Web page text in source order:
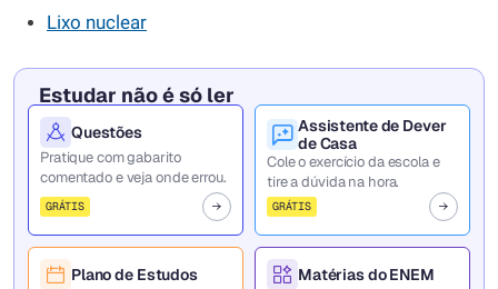
Lixo nuclear
Estudar não é só ler
Questões
Pratique com gabarito
comentado e veja onde errou.
GRÁTIS
Assistente de Dever
de Casa
Cole o exercício da escola e
tire a dúvida na hora.
GRÁTIS
Plano de Estudos Matérias do ENEM